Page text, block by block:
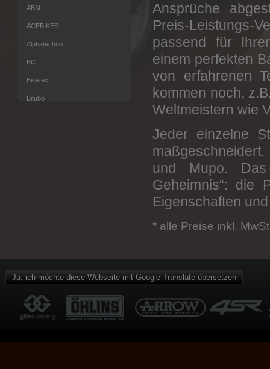
Ansprüche
Preis-Leistungs-
passend für
einem perfekten
von erfahrenen
kommen noch,
Weltmeistern wie
Jeder einzelne
und Mupo.
Geheimnis“: die
Eigenschaften
* alle Preise inkl.
Montageständer
Montageständeraufnahmen
Werkstatt
ABM
ACEBIKES
Alphatechnik
BC
Biketec
Bitubo
Lv8
Magura
MIZU
MOTACC
Ja, ich möchte diese Webseite mit Google Translate übersetzen